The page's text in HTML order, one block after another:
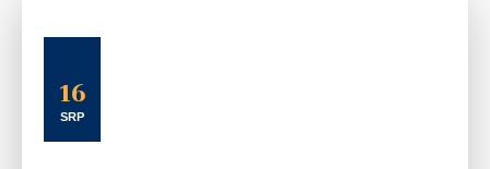
16
SRP